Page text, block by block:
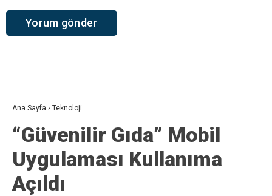
Ana Sayfa › Teknoloji
“Güvenilir Gıda” Mobil
Uygulaması Kullanıma
Açıldı